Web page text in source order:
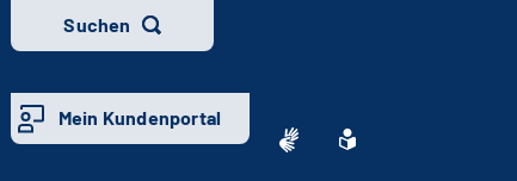
Suchen
Mein Kundenportal